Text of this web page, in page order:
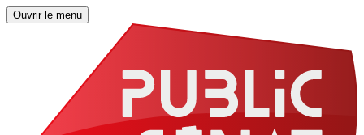
Ouvrir le menu